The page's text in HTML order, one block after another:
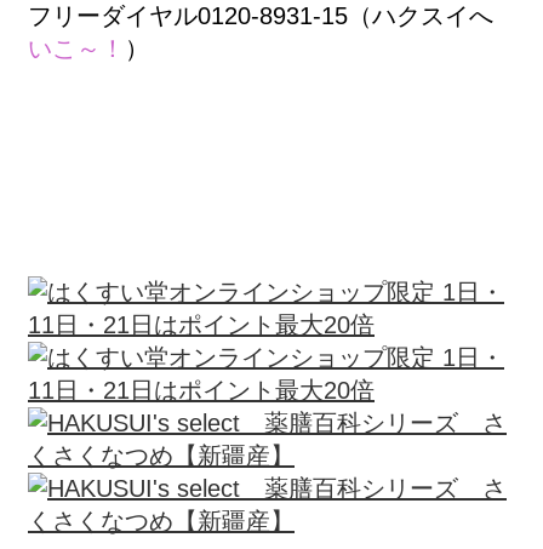
フリーダイヤル0120-8931-15（ハクスイへ
いこ～！ ）